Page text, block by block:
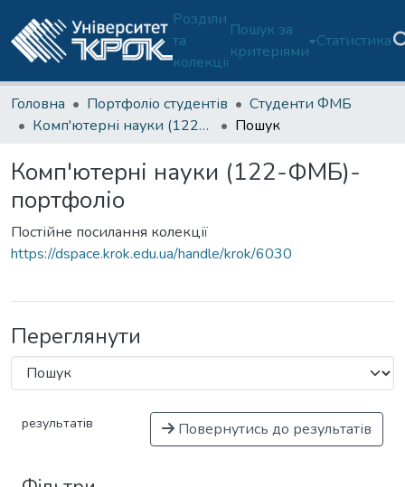
Розділи
та
колекції
Пошук за
критеріями
Статистика
Головна Портфоліо студентів
Студенти ФМБ
Комп'ютерні науки (122-ФМБ)-портфоліо
Пошук
Комп'ютерні науки (122-ФМБ)-
портфоліо
Постійне посилання колекції
https://dspace.krok.edu.ua/handle/krok/6030
Переглянути
результатів Повернутись до результатів